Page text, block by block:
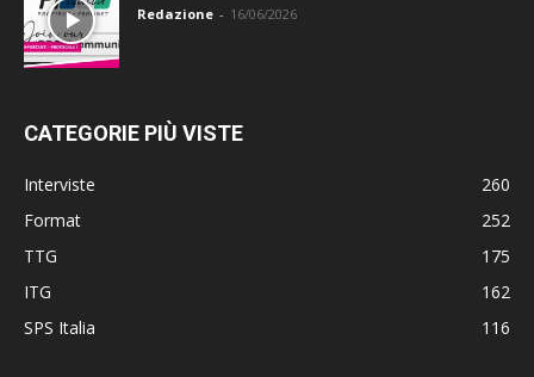
Redazione - 16/06/2026
CATEGORIE PIÙ VISTE
Interviste
260
Format
252
TTG
175
ITG
162
SPS Italia
116